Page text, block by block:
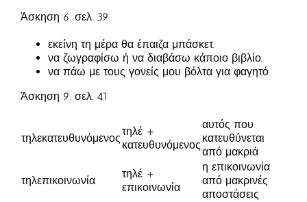
Άσκηση 6. σελ. 39
εκείνη τη μέρα θα έπαιζα μπάσκετ.
να ζωγραφίσω ή να διαβάσω κάποιο βιβλίο.
να πάω με τους γονείς μου βόλτα για φαγητό.
Άσκηση 9. σελ. 41
τηλεκατευθυνόμενος
τηλέ +
κατευθυνόμενος
αυτός που
κατευθύνεται
από μακριά
τηλεπικοινωνία
τηλέ +
επικοινωνία
η επικοινωνία
από μακρινές
αποστάσεις